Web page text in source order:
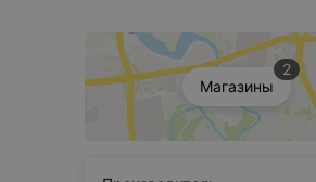
Магазины
2